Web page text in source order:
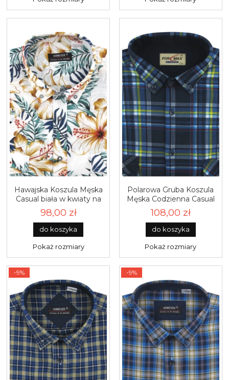
Hawajska Koszula Męska
Casual biała w kwiaty na
wakacje z krótkim
rękawem w kroju
REGULAR Koneser P934
98,00 zł
do koszyka
Pokaż rozmiary
Polarowa Gruba Koszula
Męska Codzienna Casual
granatowa w kratę z
długim rękawem w kroju
REGULAR Formax J157
108,00 zł
do koszyka
Pokaż rozmiary
-9% -9%